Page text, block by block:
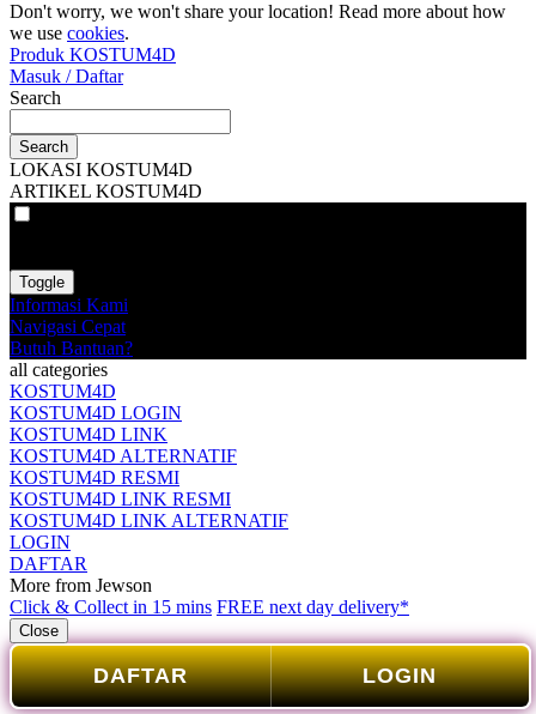
Don't worry, we won't share your location! Read more about how
we use cookies.
Produk KOSTUM4D
Masuk / Daftar
Search
Search
LOKASI KOSTUM4D
ARTIKEL KOSTUM4D
Toggle
Informasi Kami
Navigasi Cepat
Butuh Bantuan?
all categories
KOSTUM4D
KOSTUM4D LOGIN
KOSTUM4D LINK
KOSTUM4D ALTERNATIF
KOSTUM4D RESMI
KOSTUM4D LINK RESMI
KOSTUM4D LINK ALTERNATIF
LOGIN
DAFTAR
More from Jewson
Click & Collect in 15 mins FREE next day delivery*
Close
DAFTAR LOGIN